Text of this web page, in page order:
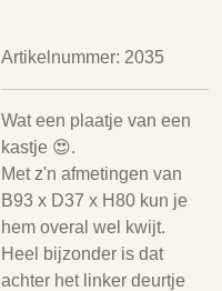
Artikelnummer: 2035
Wat een plaatje van een
kastje 😍.
Met z'n afmetingen van
B93 x D37 x H80 kun je
hem overal wel kwijt.
Heel bijzonder is dat
achter het linker deurtje